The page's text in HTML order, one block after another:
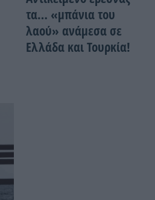
τα… «μπάνια του
λαού» ανάμεσα σε
Ελλάδα και Τουρκία!